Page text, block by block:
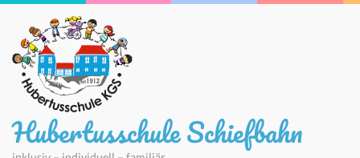
Hubertusschule Schiefbahn